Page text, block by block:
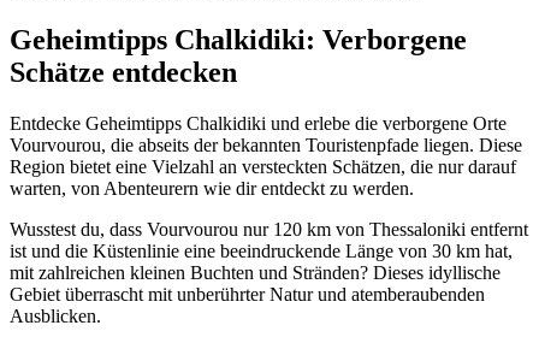
Geheimtipps Chalkidiki: Verborgene
Schätze entdecken
Entdecke Geheimtipps Chalkidiki und erlebe die verborgene Orte
Vourvourou, die abseits der bekannten Touristenpfade liegen. Diese
Region bietet eine Vielzahl an versteckten Schätzen, die nur darauf
warten, von Abenteurern wie dir entdeckt zu werden.
Wusstest du, dass Vourvourou nur 120 km von Thessaloniki entfernt
ist und die Küstenlinie eine beeindruckende Länge von 30 km hat,
mit zahlreichen kleinen Buchten und Stränden? Dieses idyllische
Gebiet überrascht mit unberührter Natur und atemberaubenden
Ausblicken.